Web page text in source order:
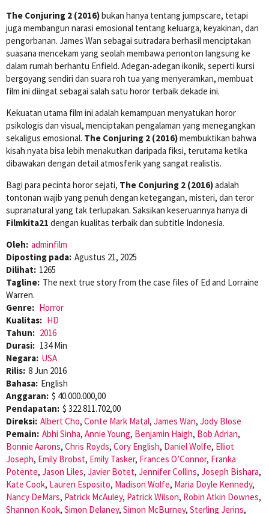
The Conjuring 2 (2016)bukan hanya tentang jumpscare, tetapi
juga membangun narasi emosional tentang keluarga, keyakinan, dan
pengorbanan. James Wan sebagai sutradara berhasil menciptakan
suasana mencekam yang seolah membawa penonton langsung ke
dalam rumah berhantu Enfield. Adegan-adegan ikonik, seperti kursi
bergoyang sendiri dan suara roh tua yang menyeramkan, membuat
film ini diingat sebagai salah satu horor terbaik dekade ini.
Kekuatan utama film ini adalah kemampuan menyatukan horor
psikologis dan visual, menciptakan pengalaman yang menegangkan
sekaligus emosional. The Conjuring 2 (2016)membuktikan bahwa
kisah nyata bisa lebih menakutkan daripada fiksi, terutama ketika
dibawakan dengan detail atmosferik yang sangat realistis.
Bagi para pecinta horor sejati, The Conjuring 2 (2016)adalah
tontonan wajib yang penuh dengan ketegangan, misteri, dan teror
supranatural yang tak terlupakan. Saksikan keseruannya hanya di
Filmkita21 dengan kualitas terbaik dan subtitle Indonesia.
Oleh: adminfilm
Diposting pada: Agustus 21, 2025
Dilihat: 1265
Tagline: The next true story from the case files of Ed and Lorraine
Warren.
Genre: Horror
Kualitas: HD
Tahun: 2016
Durasi: 134 Min
Negara: USA
Rilis: 8 Jun 2016
Bahasa: English
Anggaran: $ 40.000.000,00
Pendapatan: $ 322.811.702,00
Direksi: Albert Cho, Conte Mark Matal, James Wan, Jody Blose
Pemain: Abhi Sinha, Annie Young, Benjamin Haigh, Bob Adrian,
Bonnie Aarons, Chris Royds, Cory English, Daniel Wolfe, Elliot
Joseph, Emily Brobst, Emily Tasker, Frances O’Connor, Franka
Potente, Jason Liles, Javier Botet, Jennifer Collins, Joseph Bishara,
Kate Cook, Lauren Esposito, Madison Wolfe, Maria Doyle Kennedy,
Nancy DeMars, Patrick McAuley, Patrick Wilson, Robin Atkin Downes,
Shannon Kook, Simon Delaney, Simon McBurney, Sterling Jerins,